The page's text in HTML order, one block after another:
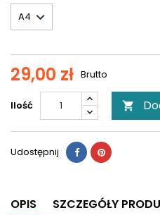
29,00 zł Brutto
Ilość 
Udostępnij
OPIS SZCZEGÓŁY